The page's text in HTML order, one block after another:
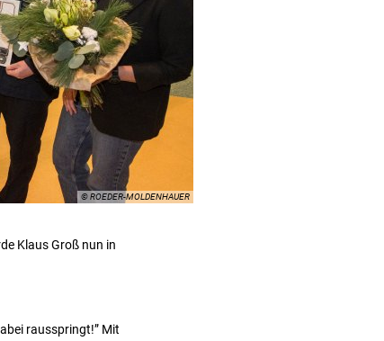
© ROEDER-MOLDENHAUER
Klaus Groß nun in
rausspringt!” Mit